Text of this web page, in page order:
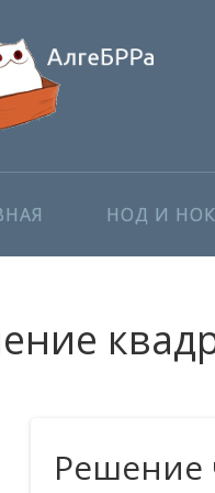
НОД И НОК
Решение